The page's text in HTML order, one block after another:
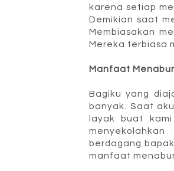
karena setiap
Demikian saat
Membiasakan
Mereka terbiasa
Manfaat
Bagiku yang
banyak. Saat
layak buat
berdagang
manfaat